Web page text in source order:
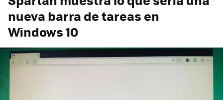
nueva barra de tareas en
Windows 10